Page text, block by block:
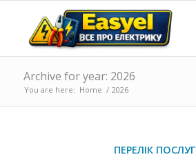
Archive for year: 2026
You are here: Home / 2026
ПЕРЕЛІК ПОСЛУГ